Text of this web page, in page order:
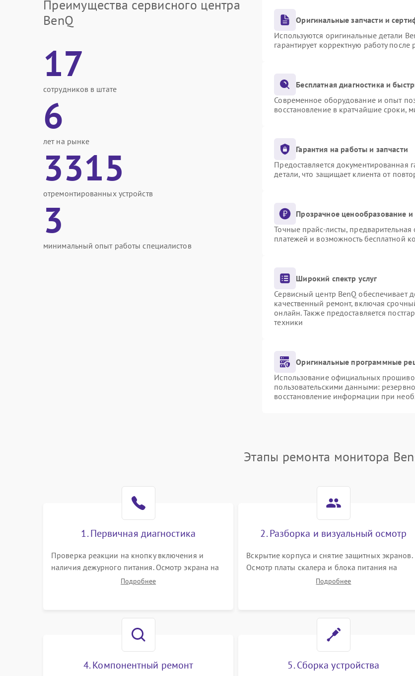
Преимущества сервисного центра
BenQ
17
сотрудников в штате
6
лет на рынке
3315
отремонтированных устройств
3
минимальный опыт работы специалистов
Оригинальные запчасти и
Используются оригинальные детали
гарантирует корректную работу
Бесплатная диагностика и
Современное оборудование и опыт
восстановление в кратчайшие сроки,
Гарантия на работы и запчасти
Предоставляется
детали, что защищает клиента от
Прозрачное ценообразование и
Точные прайс-листы, предварительная
платежей и возможность бесплатной
Широкий спектр услуг
Сервисный центр BenQ обеспечивает
качественный ремонт, включая
онлайн. Также предоставляется
техники
Оригинальные программные
Использование официальных
пользовательскими данными:
восстановление информации при
Этапы ремонта монитора
1. Первичная диагностика
Проверка реакции на кнопку включения и
наличия дежурного питания. Осмотр экрана на
механические повреждения. Подключение к ПК
Подробнее
2. Разборка и визуальный осмотр
Вскрытие корпуса и снятие защитных экранов.
Осмотр платы скалера и блока питания на
наличие вздутых конденсаторов, прогаров,
Подробнее
4. Компонентный ремонт 5. Сборка устройства